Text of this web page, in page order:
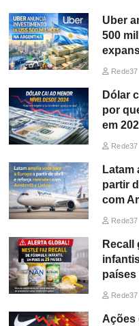
Uber
500
Rede37
Dólar
por
em
Rede37
Latam
partir
com
Rede37
Recall
Rede37
Ações